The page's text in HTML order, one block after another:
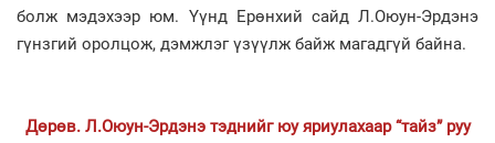
болж мэдэхээр юм. Үүнд Ерөнхий сайд Л.Оюун-Эрдэнэ
гүнзгий оролцож, дэмжлэг үзүүлж байж магадгүй байна.
Дөрөв. Л.Оюун-Эрдэнэ тэднийг юу яриулахаар “тайз” руу